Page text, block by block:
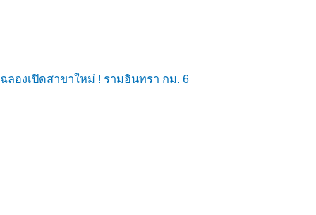
ฉลองเปิดสาขาใหม่ ! รามอินทรา กม. 6